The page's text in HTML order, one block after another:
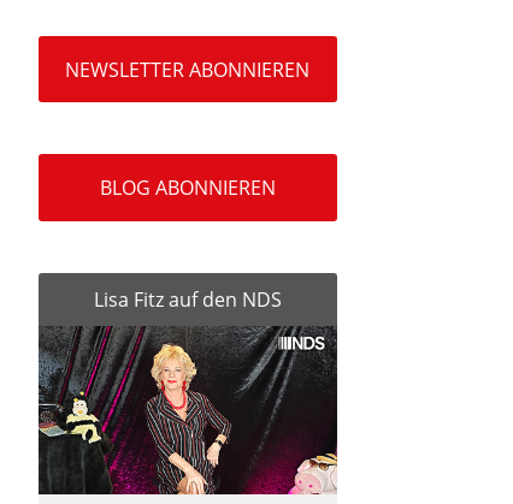
NEWSLETTER ABONNIEREN
BLOG ABONNIEREN
Lisa Fitz auf den NDS